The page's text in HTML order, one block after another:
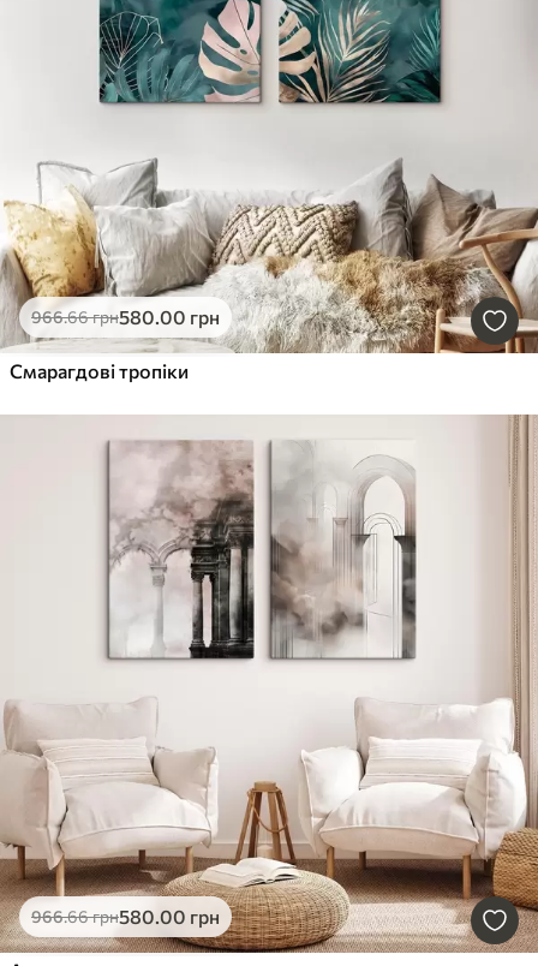
966.66грн580.00 грн
Смарагдові тропіки
966.66грн580.00 грн